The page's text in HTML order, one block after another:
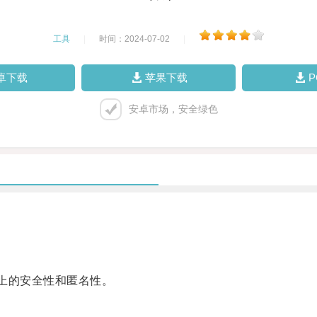
工具 时间：2024-07-02
下载 苹果下载
安卓市场，安全绿色
安全性和匿名性。